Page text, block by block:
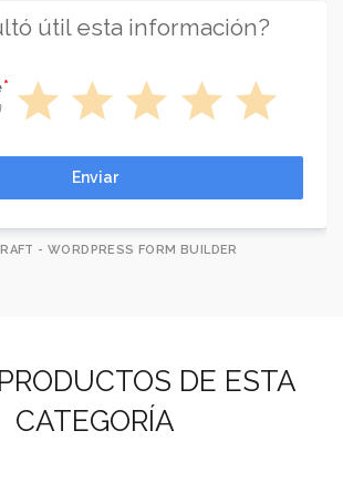
útil esta información?
star star star star star
Enviar
- WORDPRESS FORM BUILDER
DE ESTA
CATEGORÍA